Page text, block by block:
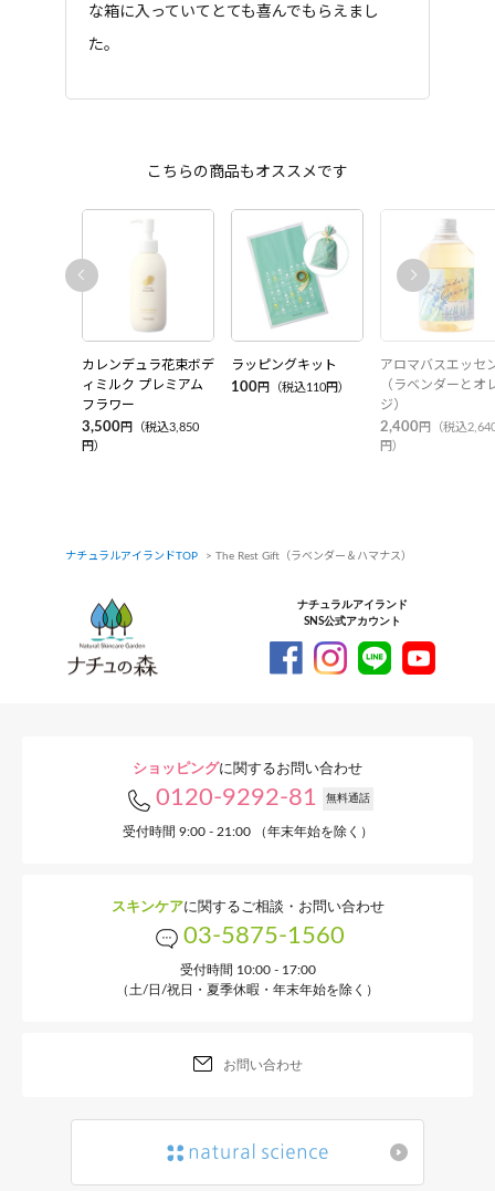
す。また、ご注文内容入力ページ「明細書に関す
ご住所がわからない場合は、「e ギフト」もご使
用いただけます。
※別住所へのご進物のお届けは「金額表示なし明細書（先様
用）」をご選択ください。
※「金額表示なし明細書（先様用）」をご選択いただいたお客
様で《GMO後払い》をお支払い方法にご選択いただいた場合
のみ、はがきタイプのご請求書をご登録ご住所へ別途、郵送さ
せていただきます。
な箱に入っていてとても喜んでもらえまし
た。
こちらの商品もオススメです
カレンデュラ花束ボデ
ィミルク プレミアム
フラワー
3,500円（税込3,850
円）
ラッピングキット
100円（税込110円）
アロマバスエッセ
（ラベンダーとオ
ジ）
2,400 円（税込
円）
ナチュラルアイランドTOP The Rest Gift（ラベンダー＆ハマナス）
ナチュラルアイランド
SNS公式アカウント
ショッピングに関するお問い合わせ
0120-9292-81 無料通話
受付時間 9:00 - 21:00 （年末年始を除く）
スキンケアに関するご相談・お問い合わせ
03-5875-1560
受付時間 10:00 - 17:00
（土/日/祝日・夏季休暇・年末年始を除く）
お問い合わせ